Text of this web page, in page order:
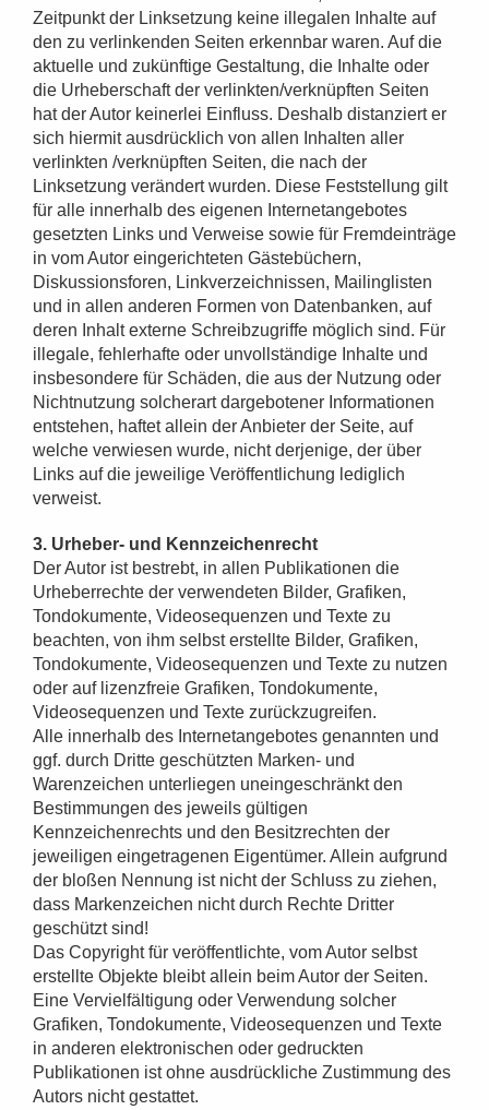
Zeitpunkt der Linksetzung keine illegalen Inhalte auf
den zu verlinkenden Seiten erkennbar waren. Auf die
aktuelle und zukünftige Gestaltung, die Inhalte oder
die Urheberschaft der verlinkten/verknüpften Seiten
hat der Autor keinerlei Einfluss. Deshalb distanziert er
sich hiermit ausdrücklich von allen Inhalten aller
verlinkten /verknüpften Seiten, die nach der
Linksetzung verändert wurden. Diese Feststellung gilt
für alle innerhalb des eigenen Internetangebotes
gesetzten Links und Verweise sowie für Fremdeinträge
in vom Autor eingerichteten Gästebüchern,
Diskussionsforen, Linkverzeichnissen, Mailinglisten
und in allen anderen Formen von Datenbanken, auf
deren Inhalt externe Schreibzugriffe möglich sind. Für
illegale, fehlerhafte oder unvollständige Inhalte und
insbesondere für Schäden, die aus der Nutzung oder
Nichtnutzung solcherart dargebotener Informationen
entstehen, haftet allein der Anbieter der Seite, auf
welche verwiesen wurde, nicht derjenige, der über
Links auf die jeweilige Veröffentlichung lediglich
verweist.
3. Urheber- und Kennzeichenrecht
Der Autor ist bestrebt, in allen Publikationen die
Urheberrechte der verwendeten Bilder, Grafiken,
Tondokumente, Videosequenzen und Texte zu
beachten, von ihm selbst erstellte Bilder, Grafiken,
Tondokumente, Videosequenzen und Texte zu nutzen
oder auf lizenzfreie Grafiken, Tondokumente,
Videosequenzen und Texte zurückzugreifen.
Alle innerhalb des Internetangebotes genannten und
ggf. durch Dritte geschützten Marken- und
Warenzeichen unterliegen uneingeschränkt den
Bestimmungen des jeweils gültigen
Kennzeichenrechts und den Besitzrechten der
jeweiligen eingetragenen Eigentümer. Allein aufgrund
der bloßen Nennung ist nicht der Schluss zu ziehen,
dass Markenzeichen nicht durch Rechte Dritter
geschützt sind!
Das Copyright für veröffentlichte, vom Autor selbst
erstellte Objekte bleibt allein beim Autor der Seiten.
Eine Vervielfältigung oder Verwendung solcher
Grafiken, Tondokumente, Videosequenzen und Texte
in anderen elektronischen oder gedruckten
Publikationen ist ohne ausdrückliche Zustimmung des
Autors nicht gestattet.